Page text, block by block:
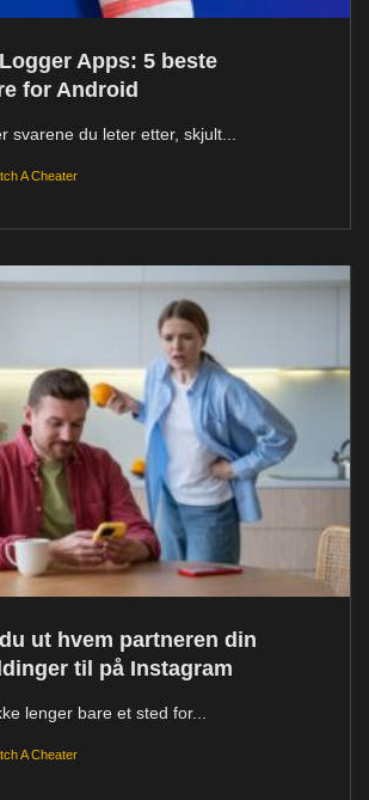
Apps: 5 beste
for Android
svarene du leter etter, skjult...
A Cheater
ut hvem partneren din
til på Instagram
lenger bare et sted for...
A Cheater